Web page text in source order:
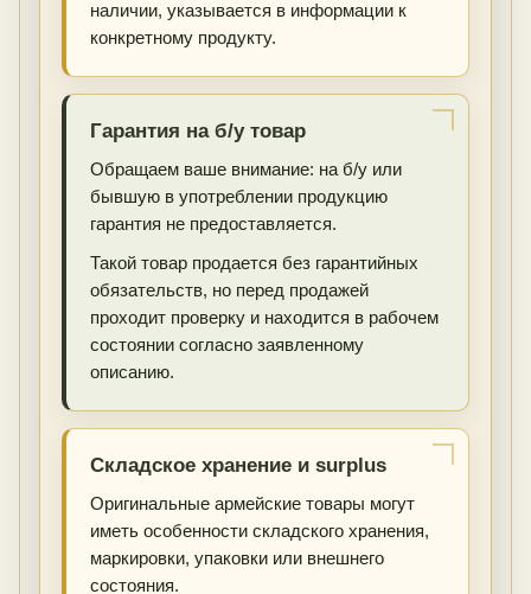
наличии, указывается в информации к
конкретному продукту.
Гарантия на б/у товар
Обращаем ваше внимание: на б/у или
бывшую в употреблении продукцию
гарантия не предоставляется.
Такой товар продается без гарантийных
обязательств, но перед продажей
проходит проверку и находится в рабочем
состоянии согласно заявленному
описанию.
Складское хранение и surplus
Оригинальные армейские товары могут
иметь особенности складского хранения,
маркировки, упаковки или внешнего
состояния.